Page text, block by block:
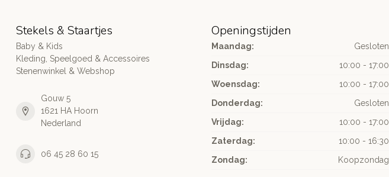
Stekels & Staartjes
Baby & Kids
Kleding, Speelgoed & Accessoires
Stenenwinkel & Webshop
Gouw 5
1621 HA Hoorn
Nederland
06 45 28 60 15
Openingstijden
Maandag:
Gesloten
Dinsdag:
10:00 - 17:00
Woensdag:
10:00 - 17:00
Donderdag:
Gesloten
Vrijdag:
10:00 - 17:00
Zaterdag:
10:00 - 16:30
Zondag:
Koopzondag